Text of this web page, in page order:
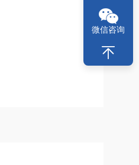
微信咨询